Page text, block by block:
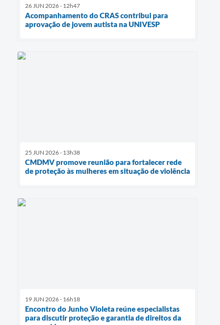
26 JUN 2026 - 12h47
Acompanhamento do CRAS contribui para
aprovação de jovem autista na UNIVESP
25 JUN 2026 - 13h38
CMDMV promove reunião para fortalecer rede
de proteção às mulheres em situação de violência
19 JUN 2026 - 16h18
Encontro do Junho Violeta reúne especialistas
para discutir proteção e garantia de direitos da